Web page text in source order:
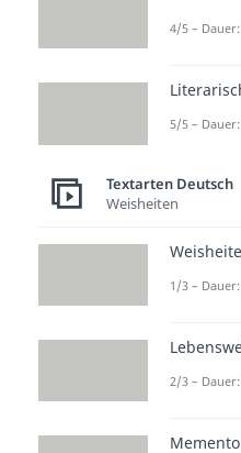
4/5 –
5/5 – Dauer:
Textarten Deutsch
Weisheiten
1/3 –
2/3 –